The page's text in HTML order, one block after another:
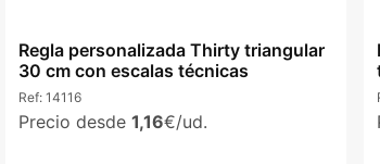
Regla personalizada Thirty triangular
30 cm con escalas técnicas
Ref: 14116
Precio desde 1,16€/ud.